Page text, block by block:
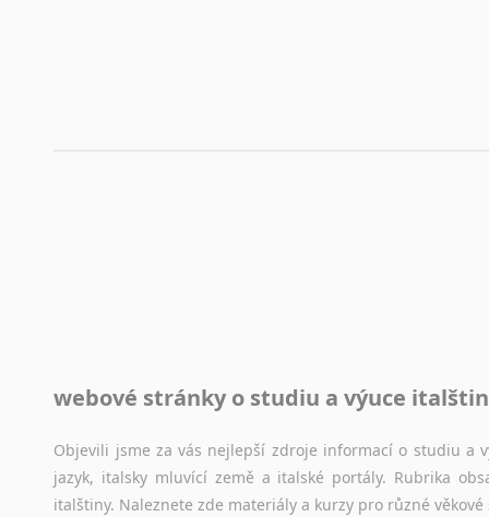
Jazykový korpus je elektronický soubor autentických
původního zdroje textu.
Ostatní pomůcky pro překladatele
webové stránky o studiu a výuce
Objevili jsme za vás nejlepší zdroje informací o studiu a
jazyk, italsky mluvící země a italské portály. Rubrika
italštiny. Naleznete zde materiály a kurzy pro různé věkové